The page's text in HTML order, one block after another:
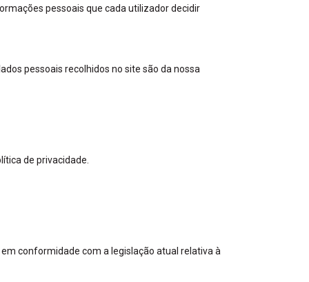
pessoais que cada utilizador decidir
pessoais recolhidos no site são da nossa
de privacidade.
conformidade com a legislação atual relativa à